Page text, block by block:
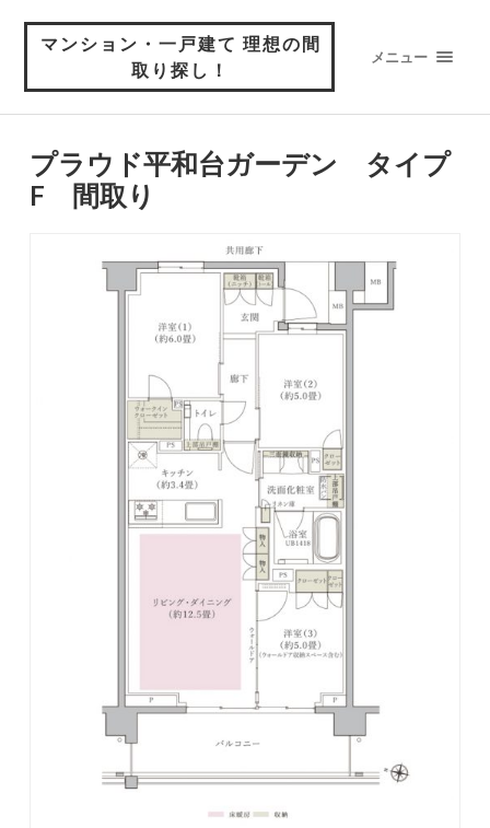
マンション・一戸建て 理想の間
取り探し！
メニュー
プラウド平和台ガーデン タイプ
F 間取り